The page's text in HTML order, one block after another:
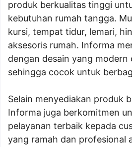
produk berkualitas tinggi
kebutuhan rumah tangga.
kursi, tempat tidur, lemari,
aksesoris rumah. Informa
dengan desain yang modern
sehingga cocok untuk
Selain menyediakan produk
Informa juga berkomitmen
pelayanan terbaik kepada
yang ramah dan profesional